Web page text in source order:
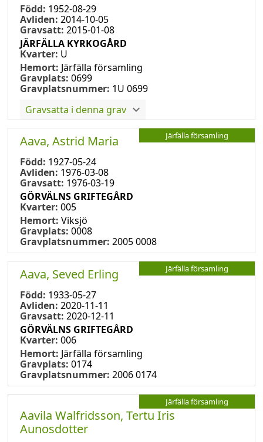
Född: 1952-08-29
Avliden: 2014-10-05
Gravsatt: 2015-01-08
JÄRFÄLLA KYRKOGÅRD
Kvarter: U
Hemort: Järfälla församling
Gravplats: 0699
Gravplatsnummer: 1U 0699
Gravsatta i denna grav
Järfälla församling
Aava, Astrid Maria
Född: 1927-05-24
Avliden: 1976-03-08
Gravsatt: 1976-03-19
GÖRVÄLNS GRIFTEGÅRD
Kvarter: 005
Hemort: Viksjö
Gravplats: 0008
Gravplatsnummer: 2005 0008
Järfälla församling
Aava, Seved Erling
Född: 1933-05-27
Avliden: 2020-11-11
Gravsatt: 2020-12-11
GÖRVÄLNS GRIFTEGÅRD
Kvarter: 006
Hemort: Järfälla församling
Gravplats: 0174
Gravplatsnummer: 2006 0174
Järfälla församling
Aavila Walfridsson, Tertu Iris
Aunosdotter